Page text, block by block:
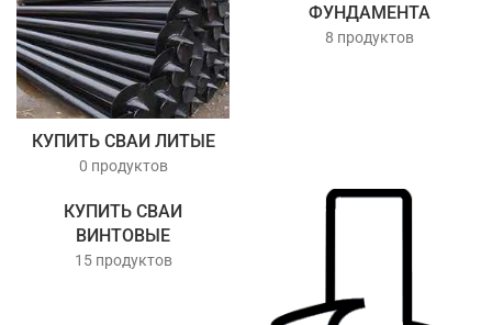
КУПИТЬ СВАИ ЛИТЫЕ
0 продуктов
ФУНДАМЕНТА
8 продуктов
КУПИТЬ СВАИ
ВИНТОВЫЕ
15 продуктов